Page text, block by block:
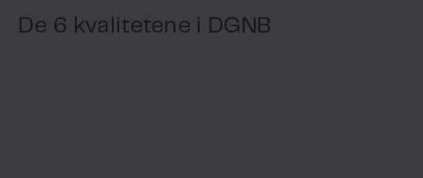
De 6 kvalitetene i DGNB